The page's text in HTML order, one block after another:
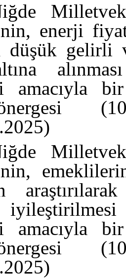
enerji
düşük gelirli
amacıyla bir
amacıyla bir